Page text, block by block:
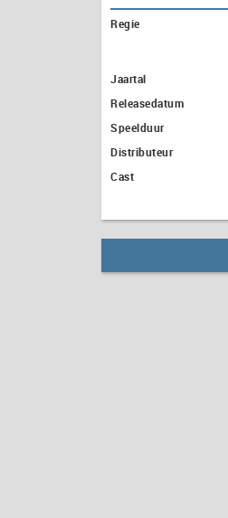
Regie
Jaartal
Releasedatum
Speelduur
Distributeur
Cast